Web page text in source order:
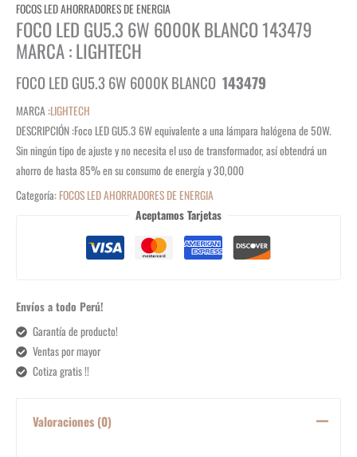
FOCOS LED AHORRADORES DE ENERGIA
FOCO LED GU5.3 6W 6000K BLANCO 143479
MARCA : LIGHTECH
FOCO LED GU5.3 6W 6000K BLANCO 143479
MARCA :LIGHTECH
DESCRIPCIÓN :Foco LED GU5.3 6W equivalente a una lámpara halógena de 50W.
Sin ningún tipo de ajuste y no necesita el uso de transformador, así obtendrá un
ahorro de hasta 85% en su consumo de energía y 30,000
Categoría: FOCOS LED AHORRADORES DE ENERGIA
Aceptamos Tarjetas
Envíos a todo Perú!
Garantía de producto!
Ventas por mayor
Cotiza gratis !!
Valoraciones (0)